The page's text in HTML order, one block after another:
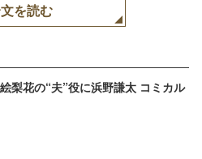
を読む
絵梨花の“夫”役に浜野謙太 コミカル